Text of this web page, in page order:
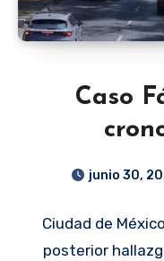
Caso
junio 30,
Ciudad de
posterior